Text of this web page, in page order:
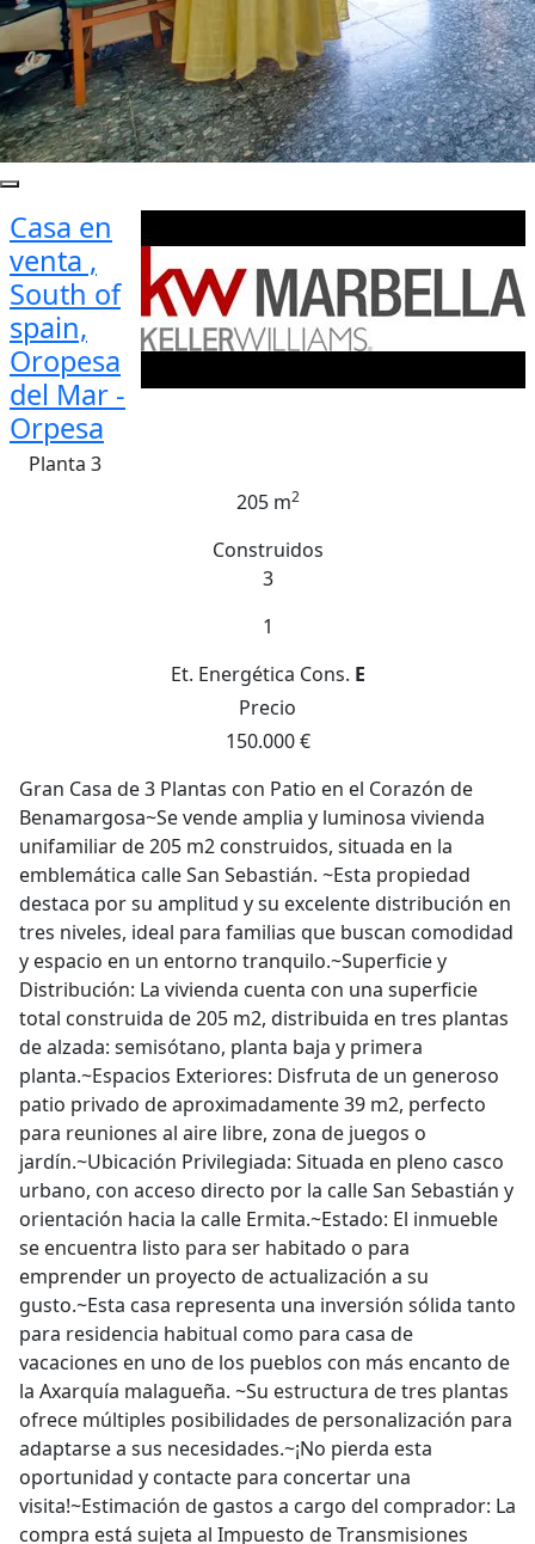
Casa en
venta ,
South of
spain,
Oropesa
del Mar -
Orpesa
Planta 3
205 m2
Construidos
3
1
Et. Energética Cons. E
Precio
150.000 €
Gran Casa de 3 Plantas con Patio en el Corazón de
Benamargosa~Se vende amplia y luminosa vivienda
unifamiliar de 205 m2 construidos, situada en la
emblemática calle San Sebastián. ~Esta propiedad
destaca por su amplitud y su excelente distribución en
tres niveles, ideal para familias que buscan comodidad
y espacio en un entorno tranquilo.~Superficie y
Distribución: La vivienda cuenta con una superficie
total construida de 205 m2, distribuida en tres plantas
de alzada: semisótano, planta baja y primera
planta.~Espacios Exteriores: Disfruta de un generoso
patio privado de aproximadamente 39 m2, perfecto
para reuniones al aire libre, zona de juegos o
jardín.~Ubicación Privilegiada: Situada en pleno casco
urbano, con acceso directo por la calle San Sebastián y
orientación hacia la calle Ermita.~Estado: El inmueble
se encuentra listo para ser habitado o para
emprender un proyecto de actualización a su
gusto.~Esta casa representa una inversión sólida tanto
para residencia habitual como para casa de
vacaciones en uno de los pueblos con más encanto de
la Axarquía malagueña. ~Su estructura de tres plantas
ofrece múltiples posibilidades de personalización para
adaptarse a sus necesidades.~¡No pierda esta
oportunidad y contacte para concertar una
visita!~Estimación de gastos a cargo del comprador: La
compra está sujeta al Impuesto de Transmisiones